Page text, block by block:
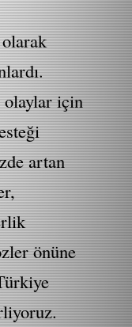
olaylar için
artan
önüne